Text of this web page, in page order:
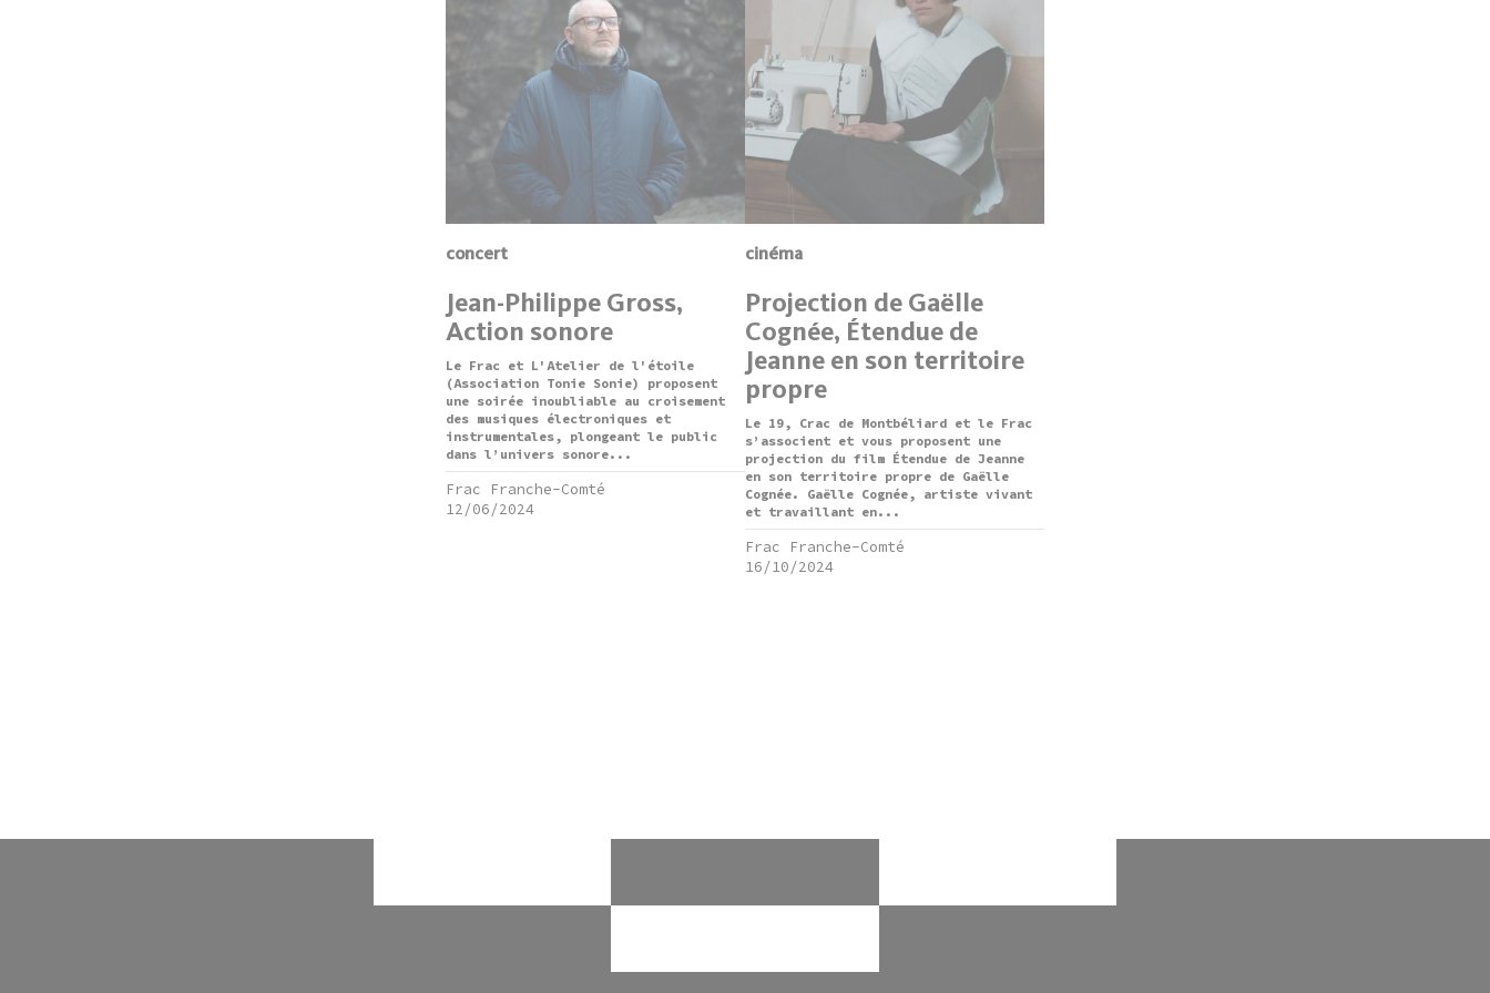
concert
Jean-Philippe Gross,
Action sonore
Le Frac et L'Atelier de l'étoile
(Association Tonie Sonie) proposent
une soirée inoubliable au croisement
des musiques électroniques et
instrumentales, plongeant le public
dans l’univers sonore...
Frac Franche-Comté
12/06/2024
cinéma
Projection de Gaëlle
Cognée, Étendue de
Jeanne en son territoire
propre
Le 19, Crac de Montbéliard et le Frac
s’associent et vous proposent une
projection du film Étendue de Jeanne
en son territoire propre de Gaëlle
Cognée. Gaëlle Cognée, artiste vivant
et travaillant en...
Frac Franche-Comté
16/10/2024